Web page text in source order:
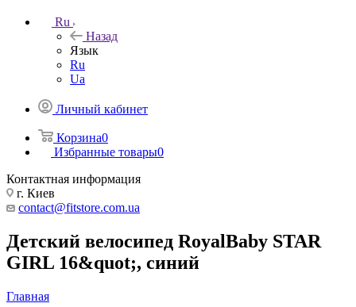
Ru
Назад
Язык
Ru
Ua
Личный кабинет
Корзина0
Избранные товары0
Контактная информация
г. Киев
contact@fitstore.com.ua
Детский велосипед RoyalBaby STAR
GIRL 16&quot;, синий
Главная